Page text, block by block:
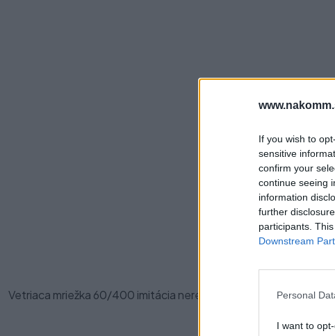
If you wish to
sensitive
confirm your
continue seeing
information
further
participants.
Downstream
Personal
I want to
Vetriaca mriežka 60/400 imitácia nerez.